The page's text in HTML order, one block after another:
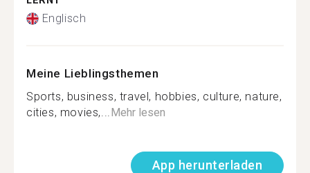
Englisch
Meine Lieblingsthemen
Sports, business, travel, hobbies, culture, nature,
cities, movies,...Mehr lesen
App herunterladen